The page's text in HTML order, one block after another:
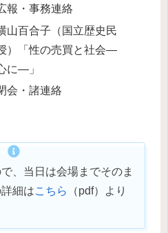
報・事務連絡
百合子（国立歴史民
）「性の売買と社会―
に―」
会・諸連絡
、当日は会場までそのま
細はこちら
（pdf）より